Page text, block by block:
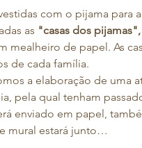
com o pijama
as "casas dos pijamas",
mealheiro de papel. As
de cada família.
a elaboração de uma
pela qual tenham
enviado em papel,
mural estará junto…